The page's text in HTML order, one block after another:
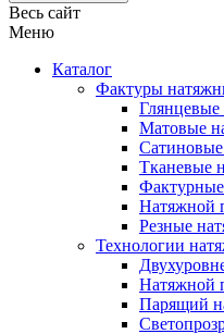
Весь сайт
Меню
Каталог
Фактуры
Матовые
Тканевые
Натяжной
Резные
Технологии
Натяжной
Парящий